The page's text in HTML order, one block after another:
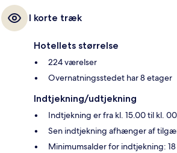
I korte træk
Hotellets størrelse
224 værelser
Overnatningsstedet har 8 etager
Indtjekning/udtjekning
Indtjekning er fra kl. 15.00 til kl.
Sen indtjekning afhænger af
Minimumsalder for indtjekning: 18